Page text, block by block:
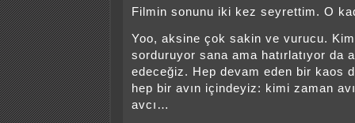
Filmin sonunu iki kez seyrettim. O
Yoo, aksine çok sakin ve vurucu.
sorduruyor sana ama hatırlatıyor da
edeceğiz. Hep devam eden bir kaos
hep bir avın içindeyiz: kimi zaman
avcı…